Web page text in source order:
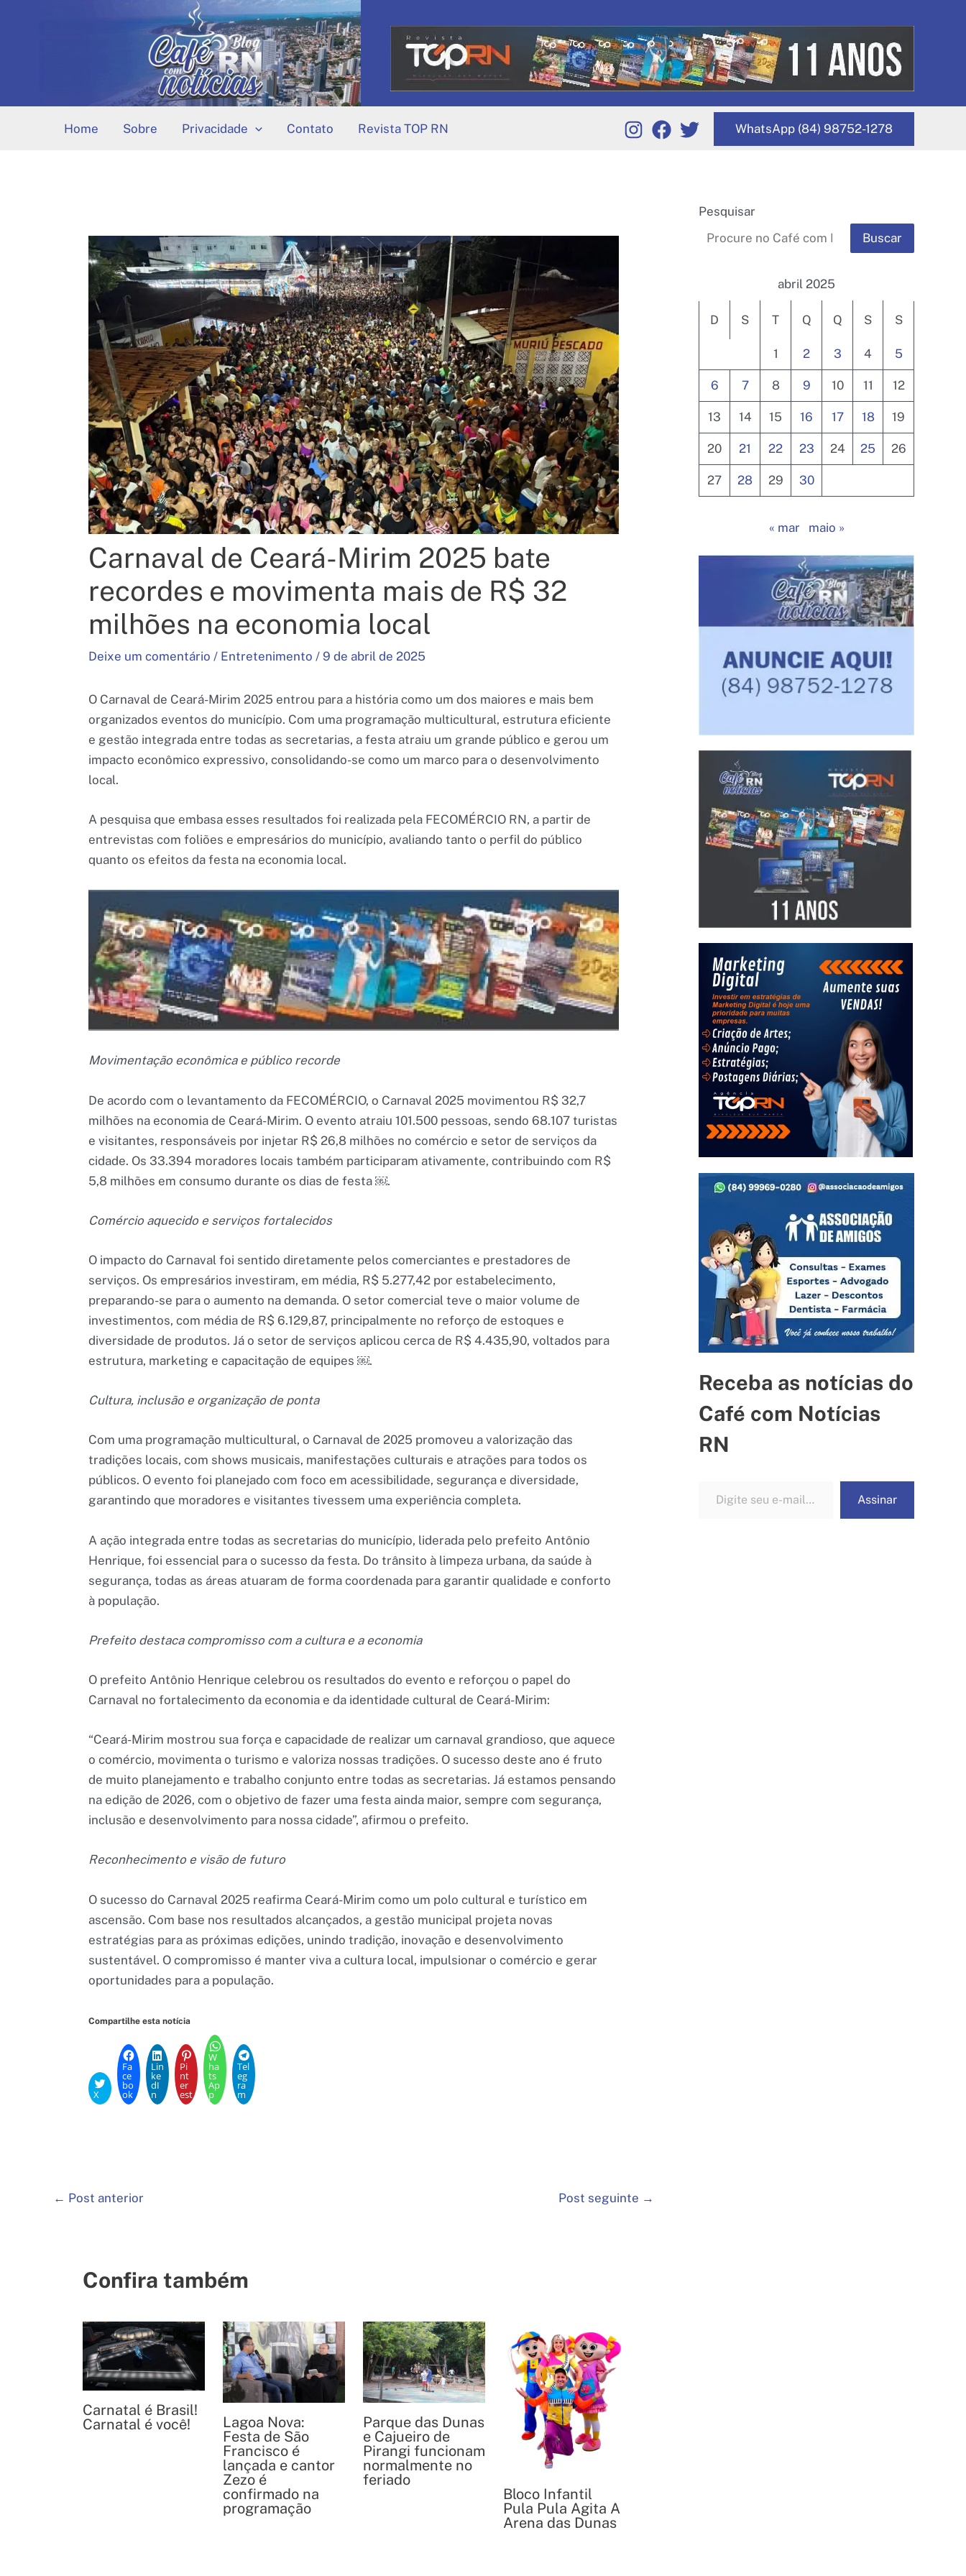
Home Sobre Privacidade Contato Revista TOP RN WhatsApp (84) 98752-1278
Carnaval de Ceará-Mirim 2025 bate
recordes e movimenta mais de R$ 32
milhões na economia local
Deixe um comentário / Entretenimento / 9 de abril de 2025
O Carnaval de Ceará-Mirim 2025 entrou para a história como um dos maiores e mais bem
organizados eventos do município. Com uma programação multicultural, estrutura eficiente
e gestão integrada entre todas as secretarias, a festa atraiu um grande público e gerou um
impacto econômico expressivo, consolidando-se como um marco para o desenvolvimento
local.
A pesquisa que embasa esses resultados foi realizada pela FECOMÉRCIO RN, a partir de
entrevistas com foliões e empresários do município, avaliando tanto o perfil do público
quanto os efeitos da festa na economia local.
Movimentação econômica e público recorde
De acordo com o levantamento da FECOMÉRCIO, o Carnaval 2025 movimentou R$ 32,7
milhões na economia de Ceará-Mirim. O evento atraiu 101.500 pessoas, sendo 68.107 turistas
e visitantes, responsáveis por injetar R$ 26,8 milhões no comércio e setor de serviços da
cidade. Os 33.394 moradores locais também participaram ativamente, contribuindo com R$
5,8 milhões em consumo durante os dias de festa ￼.
Comércio aquecido e serviços fortalecidos
O impacto do Carnaval foi sentido diretamente pelos comerciantes e prestadores de
serviços. Os empresários investiram, em média, R$ 5.277,42 por estabelecimento,
preparando-se para o aumento na demanda. O setor comercial teve o maior volume de
investimentos, com média de R$ 6.129,87, principalmente no reforço de estoques e
diversidade de produtos. Já o setor de serviços aplicou cerca de R$ 4.435,90, voltados para
estrutura, marketing e capacitação de equipes ￼.
Cultura, inclusão e organização de ponta
Com uma programação multicultural, o Carnaval de 2025 promoveu a valorização das
tradições locais, com shows musicais, manifestações culturais e atrações para todos os
públicos. O evento foi planejado com foco em acessibilidade, segurança e diversidade,
garantindo que moradores e visitantes tivessem uma experiência completa.
A ação integrada entre todas as secretarias do município, liderada pelo prefeito Antônio
Henrique, foi essencial para o sucesso da festa. Do trânsito à limpeza urbana, da saúde à
segurança, todas as áreas atuaram de forma coordenada para garantir qualidade e conforto
à população.
Prefeito destaca compromisso com a cultura e a economia
O prefeito Antônio Henrique celebrou os resultados do evento e reforçou o papel do
Carnaval no fortalecimento da economia e da identidade cultural de Ceará-Mirim:
“Ceará-Mirim mostrou sua força e capacidade de realizar um carnaval grandioso, que aquece
o comércio, movimenta o turismo e valoriza nossas tradições. O sucesso deste ano é fruto
de muito planejamento e trabalho conjunto entre todas as secretarias. Já estamos pensando
na edição de 2026, com o objetivo de fazer uma festa ainda maior, sempre com segurança,
inclusão e desenvolvimento para nossa cidade”, afirmou o prefeito.
Reconhecimento e visão de futuro
O sucesso do Carnaval 2025 reafirma Ceará-Mirim como um polo cultural e turístico em
ascensão. Com base nos resultados alcançados, a gestão municipal projeta novas
estratégias para as próximas edições, unindo tradição, inovação e desenvolvimento
sustentável. O compromisso é manter viva a cultura local, impulsionar o comércio e gerar
oportunidades para a população.
Compartilhe esta notícia
X
Fa
ce
bo
ok
Lin
ke
dI
n
Pi
nt
er
est
W
ha
ts
Ap
p
Tel
eg
ra
m
← Post anterior Post seguinte →
Confira também
Carnatal é Brasil!
Carnatal é você!
Lagoa Nova:
Festa de São
Francisco é
lançada e cantor
Zezo é
confirmado na
programação
Parque das Dunas
e Cajueiro de
Pirangi funcionam
normalmente no
feriado
Bloco Infantil
Pula Pula Agita A
Arena das Dunas
Pesquisar
Buscar
abril 2025
D S T Q Q S S
1 2 3 4 5
6 7 8 9 10 11 12
13 14 15 16 17 18 19
20 21 22 23 24 25 26
27 28 29 30
« mar maio »
Receba as notícias do
Café com Notícias
RN
Assinar